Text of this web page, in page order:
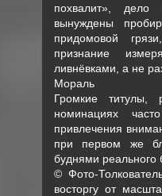
похвалит», дело
вынуждены
придомовой
признание
ливнёвками, а не
Мораль
Громкие
номинациях
привлечения
при первом же
буднями реального
© Фото-
восторгу от